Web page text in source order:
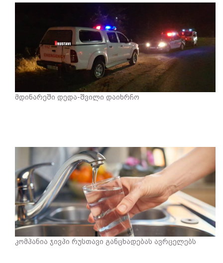
მდინარეში დედა-შვილი დაიხრჩო
კომპანია ჯივპი რუსთავი განცხადებას ავრცელებს